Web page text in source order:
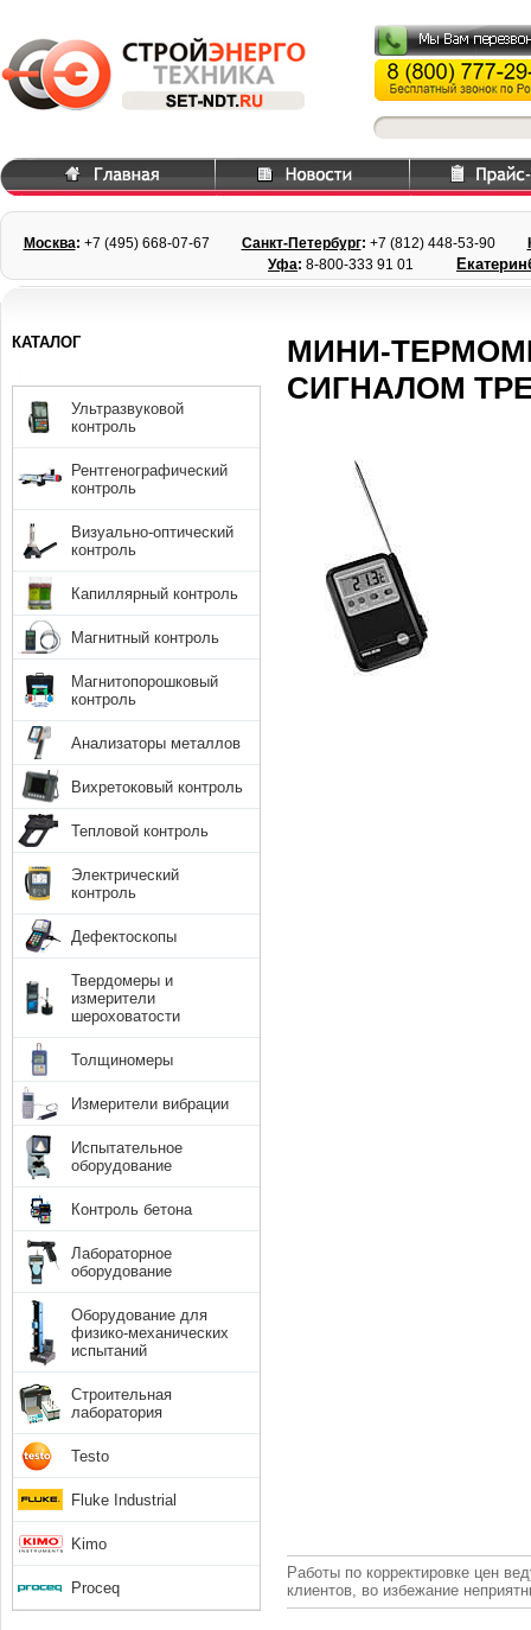
Москва: +7 (495) 668-07-67 Санкт-Петербург: +7 (812) 448-53-90
Уфа: 8-800-333 91 01
МИНИ-
СИГНАЛОМ
Работы по корректировке цен
клиентов, во избежание
КАТАЛОГ
Ультразвуковой
контроль
Рентгенографический
контроль
Визуально-оптический
контроль
Капиллярный контроль
Магнитный контроль
Магнитопорошковый
контроль
Анализаторы металлов
Вихретоковый контроль
Тепловой контроль
Электрический
контроль
Дефектоскопы
Твердомеры и
измерители
шероховатости
Толщиномеры
Измерители вибрации
Испытательное
оборудование
Контроль бетона
Лабораторное
оборудование
Оборудование для
физико-механических
испытаний
Строительная
лаборатория
Testo
Fluke Industrial
Kimo
Proceq